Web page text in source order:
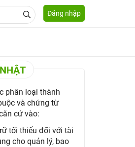
Đăng nhập
phân loại thành
và chứng từ
cứ vào:
tối thiểu đối với tài
cho quản lý, bao